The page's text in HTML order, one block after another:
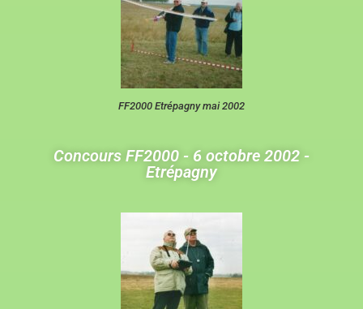
FF2000 Etrépagny mai 2002
Concours FF2000 - 6 octobre 2002 -
Etrépagny